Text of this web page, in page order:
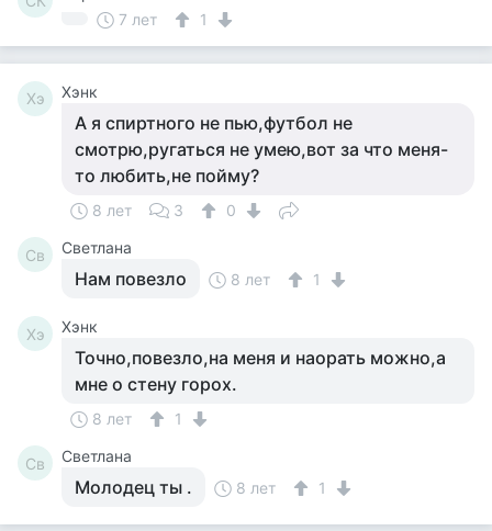
7 лет
1
Хэ Хэнк
А я спиртного не пью,футбол не
смотрю,ругаться не умею,вот за что меня-
то любить,не пойму?
8 лет 3 0
Св Светлана
Нам повезло 8 лет 1
Хэ Хэнк
Точно,повезло,на меня и наорать можно,а
мне о стену горох.
8 лет 1
Св Светлана
Молодец ты . 8 лет 1